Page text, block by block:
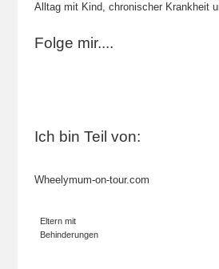
Alltag mit Kind, chronischer Krankheit
Folge mir....
Ich bin Teil von:
Wheelymum-on-tour.com
Eltern mit
Behinderungen